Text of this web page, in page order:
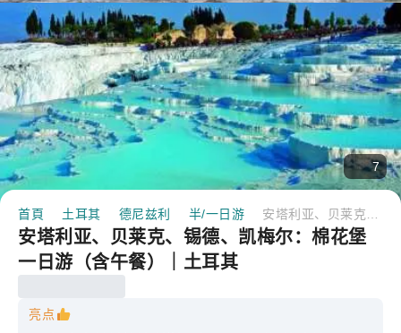
7
首頁 土耳其 德尼兹利 半/一日游
安塔利亚、贝莱克、锡德、凯梅尔：棉花堡
一日游（含午餐）｜土耳其
亮点